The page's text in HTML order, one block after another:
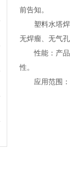
前告知。
塑料水塔焊
无焊瘤、无气
性能：产品
性。
应用范围：